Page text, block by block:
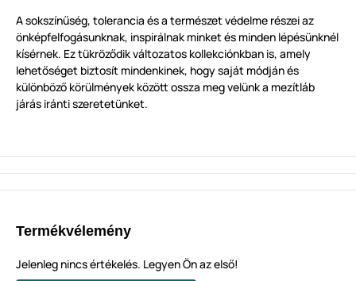
A sokszínűség, tolerancia és a természet védelme részei az
önképfelfogásunknak, inspirálnak minket és minden lépésünknél
kísérnek. Ez tükröződik változatos kollekciónkban is, amely
lehetőséget biztosít mindenkinek, hogy saját módján és
különböző körülmények között ossza meg velünk a mezítláb
járás iránti szeretetünket.
Termékvélemény
Jelenleg nincs értékelés. Legyen Ön az első!